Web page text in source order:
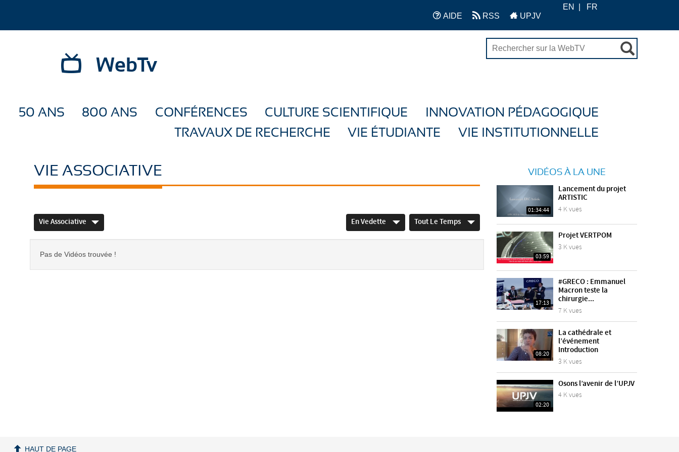
AIDE RSS UPJV
EN FR
WebTv
50 ANS 800 ANS CONFÉRENCES CULTURE SCIENTIFIQUE
INNOVATION PÉDAGOGIQUE
TRAVAUX DE RECHERCHE
VIE ÉTUDIANTE VIE INSTITUTIONNELLE
VIE ASSOCIATIVE
Vie Associative En Vedette Tout Le Temps
Pas de Vidéos trouvée !
VIDÉOS À LA UNE
01:34:44
Lancement du projet
ARTISTIC
4 K vues
03:59
Projet VERTPOM
3 K vues
17:13
#GRECO : Emmanuel
Macron teste la
chirurgie...
7 K vues
08:20
La cathédrale et
l’événement
Introduction
3 K vues
02:20
Osons l’avenir de l’UPJV
4 K vues
HAUT DE PAGE